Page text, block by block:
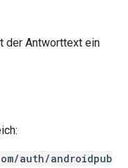
der Antworttext ein
auth/androidpub